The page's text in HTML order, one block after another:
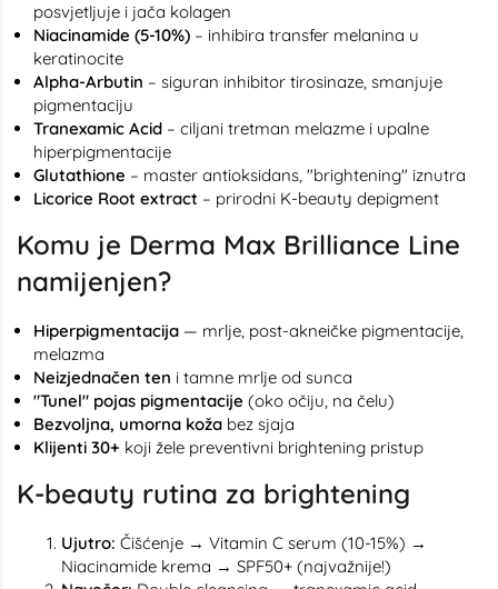
posvjetljuje i jača kolagen
Niacinamide (5-10%) – inhibira transfer melanina u
keratinocite
Alpha-Arbutin – siguran inhibitor tirosinaze, smanjuje
pigmentaciju
Tranexamic Acid – ciljani tretman melazme i upalne
hiperpigmentacije
Glutathione – master antioksidans, "brightening" iznutra
Licorice Root extract – prirodni K-beauty depigment
Komu je Derma Max Brilliance Line
namijenjen?
Hiperpigmentacija — mrlje, post-akneičke pigmentacije,
melazma
Neizjednačen ten i tamne mrlje od sunca
"Tunel" pojas pigmentacije (oko očiju, na čelu)
Bezvoljna, umorna koža bez sjaja
Klijenti 30+ koji žele preventivni brightening pristup
K-beauty rutina za brightening
Ujutro: Čišćenje → Vitamin C serum (10-15%) →
Niacinamide krema → SPF50+ (najvažnije!)